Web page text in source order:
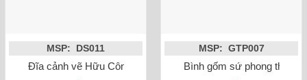
MSP: DS011
Đĩa cảnh vẽ Hữu Công Tùng phi 38cm
MSP: GTP007
Bình gốm sứ phong thủy